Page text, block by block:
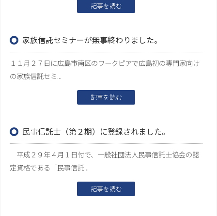
記事を読む
家族信託セミナーが無事終わりました。
１１月２７日に広島市南区のワークピアで広島初の専門家向け
の家族信託セミ...
記事を読む
民事信託士（第２期）に登録されました。
平成２９年４月１日付で、一般社団法人民事信託士協会の認
定資格である「民事信託...
記事を読む